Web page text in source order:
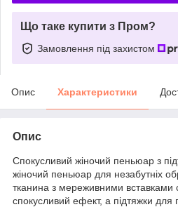
Що таке купити з Пром?
Замовлення під захистом
Опис Характеристики
Опис
Спокусливий жіночий пеньюар з
жіночий пеньюар для незабутніх
тканина з мереживними вставками
спокусливий ефект, а підтяжки для